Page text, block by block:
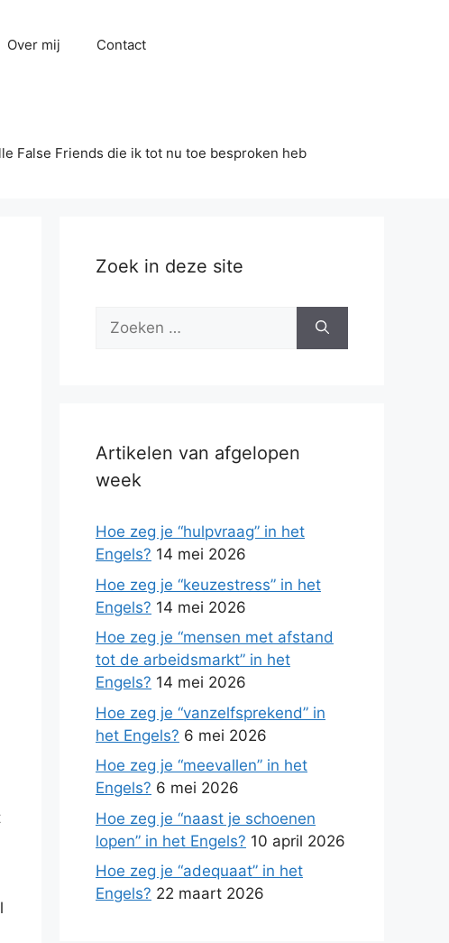
Over mij Contact
False Friends die ik tot nu toe besproken heb
Zoek in deze site
Zoek
Artikelen van afgelopen
week
Hoe zeg je “hulpvraag” in het
Engels? 14 mei 2026
Hoe zeg je “keuzestress” in het
Engels? 14 mei 2026
Hoe zeg je “mensen met afstand
tot de arbeidsmarkt” in het
Engels? 14 mei 2026
Hoe zeg je “vanzelfsprekend” in
het Engels? 6 mei 2026
Hoe zeg je “meevallen” in het
Engels? 6 mei 2026
Hoe zeg je “naast je schoenen
lopen” in het Engels? 10 april 2026
Hoe zeg je “adequaat” in het
Engels? 22 maart 2026